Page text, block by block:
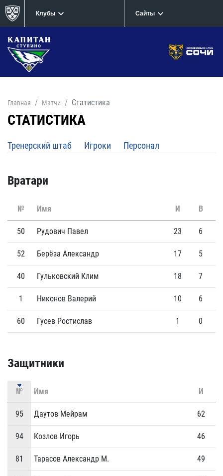
Клубы Сайты
Главная Матчи Статистика
СТАТИСТИКА
Тренерский штаб Игроки Персонал
Вратари
№ Имя И В
50 Рудович Павел 23 6
52 Берёза Александр 17 5
40 Гульковский Клим 18 7
1 Никонов Валерий 10 6
60 Гусев Ростислав 1 0
Защитники
№ Имя И
95 Даутов Мейрам 62
94 Козлов Игорь 46
81 Тарасов Александр М. 49